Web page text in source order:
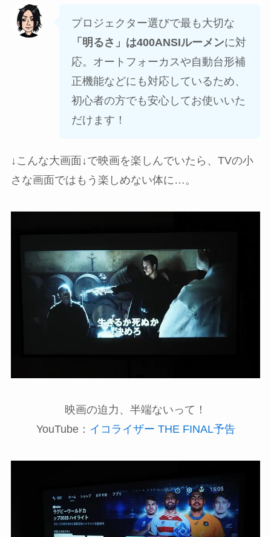
プロジェクター選びで最も大切な
「明るさ」は400ANSIルーメンに対
応。オートフォーカスや自動台形補
正機能などにも対応しているため、
初心者の方でも安心してお使いいた
だけます！
↓こんな大画面↓で映画を楽しんでいたら、TVの小
さな画面ではもう楽しめない体に…。
映画の迫力、半端ないって！
YouTube： イコライザー THE FINAL予告